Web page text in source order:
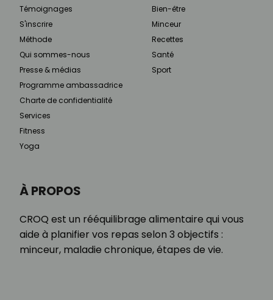
À PROPOS
CROQ est un rééquilibrage alimentaire qui vous
aide à planifier vos repas selon 3 objectifs :
minceur, maladie chronique, étapes de vie.
Témoignages
S'inscrire
Méthode
Qui sommes-nous
Presse & médias
Programme ambassadrice
Charte de confidentialité
Services
Fitness
Yoga
Bien-être
Minceur
Recettes
Santé
Sport